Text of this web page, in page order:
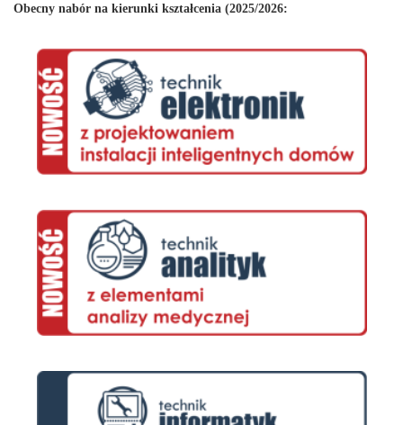
Obecny nabór na kierunki kształcenia (2025/2026: